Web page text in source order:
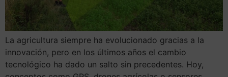
La agricultura siempre ha evolucionado gracias a la
innovación, pero en los últimos años el cambio
tecnológico ha dado un salto sin precedentes. Hoy,